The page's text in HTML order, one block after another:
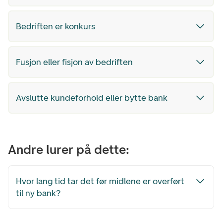
Bedriften er konkurs
Fusjon eller fisjon av bedriften
Avslutte kundeforhold eller bytte bank
Andre lurer på dette:
Hvor lang tid tar det før midlene er overført
til ny bank?